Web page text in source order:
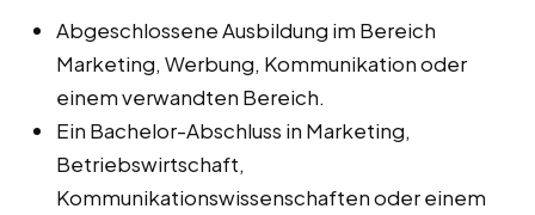
Abgeschlossene Ausbildung im Bereich
Marketing, Werbung, Kommunikation oder
einem verwandten Bereich.
Ein Bachelor-Abschluss in Marketing,
Betriebswirtschaft,
Kommunikationswissenschaften oder einem